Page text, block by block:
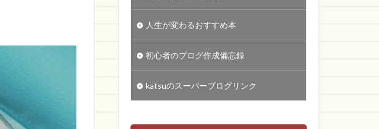
人生が変わるおすすめ本
初心者のブログ作成備忘録
katsuのスーパーブログリンク